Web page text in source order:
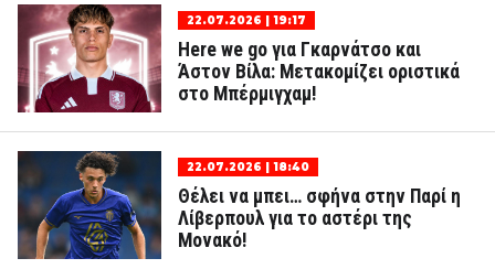
22.07.2026 | 19:17
Here we go για Γκαρνάτσο και
Άστον Βίλα: Μετακομίζει οριστικά
στο Μπέρμιγχαμ!
22.07.2026 | 18:40
Θέλει να μπει… σφήνα στην Παρί η
Λίβερπουλ για το αστέρι της
Μονακό!